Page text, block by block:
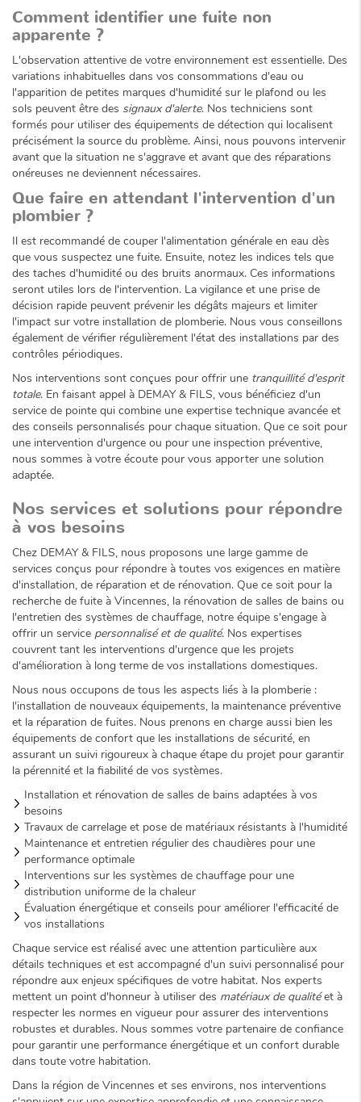
Comment identifier une fuite non
apparente ?
L'observation attentive de votre environnement est essentielle. Des
variations inhabituelles dans vos consommations d'eau ou
l'apparition de petites marques d'humidité sur le plafond ou les
sols peuvent être des signaux d'alerte. Nos techniciens sont
formés pour utiliser des équipements de détection qui localisent
précisément la source du problème. Ainsi, nous pouvons intervenir
avant que la situation ne s'aggrave et avant que des réparations
onéreuses ne deviennent nécessaires.
Que faire en attendant l'intervention d'un
plombier ?
Il est recommandé de couper l'alimentation générale en eau dès
que vous suspectez une fuite. Ensuite, notez les indices tels que
des taches d'humidité ou des bruits anormaux. Ces informations
seront utiles lors de l'intervention. La vigilance et une prise de
décision rapide peuvent prévenir les dégâts majeurs et limiter
l'impact sur votre installation de plomberie. Nous vous conseillons
également de vérifier régulièrement l'état des installations par des
contrôles périodiques.
Nos interventions sont conçues pour offrir une tranquillité d'esprit
totale. En faisant appel à DEMAY & FILS, vous bénéficiez d'un
service de pointe qui combine une expertise technique avancée et
des conseils personnalisés pour chaque situation. Que ce soit pour
une intervention d'urgence ou pour une inspection préventive,
nous sommes à votre écoute pour vous apporter une solution
adaptée.
Nos services et solutions pour répondre
à vos besoins
Chez DEMAY & FILS, nous proposons une large gamme de
services conçus pour répondre à toutes vos exigences en matière
d'installation, de réparation et de rénovation. Que ce soit pour la
recherche de fuite à Vincennes, la rénovation de salles de bains ou
l'entretien des systèmes de chauffage, notre équipe s'engage à
offrir un service personnalisé et de qualité. Nos expertises
couvrent tant les interventions d'urgence que les projets
d'amélioration à long terme de vos installations domestiques.
Nous nous occupons de tous les aspects liés à la plomberie :
l'installation de nouveaux équipements, la maintenance préventive
et la réparation de fuites. Nous prenons en charge aussi bien les
équipements de confort que les installations de sécurité, en
assurant un suivi rigoureux à chaque étape du projet pour garantir
la pérennité et la fiabilité de vos systèmes.
Installation et rénovation de salles de bains adaptées à vos
besoins
Travaux de carrelage et pose de matériaux résistants à l'humidité
Maintenance et entretien régulier des chaudières pour une
performance optimale
Interventions sur les systèmes de chauffage pour une
distribution uniforme de la chaleur
Évaluation énergétique et conseils pour améliorer l'efficacité de
vos installations
Chaque service est réalisé avec une attention particulière aux
détails techniques et est accompagné d'un suivi personnalisé pour
répondre aux enjeux spécifiques de votre habitat. Nos experts
mettent un point d'honneur à utiliser des matériaux de qualitéet à
respecter les normes en vigueur pour assurer des interventions
robustes et durables. Nous sommes votre partenaire de confiance
pour garantir une performance énergétique et un confort durable
dans toute votre habitation.
Dans la région de Vincennes et ses environs, nos interventions